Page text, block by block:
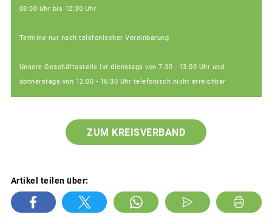
08:00 Uhr bis 12:30 Uhr
Termine nur nach telefonischer Vereinbarung
Unsere Geschäftsstelle ist dienstags von 7.30 - 13.00 Uhr und
donnerstags von 12.00 - 16.30 Uhr telefonisch nicht erreichbar
ZUM KREISVERBAND
Artikel teilen über: